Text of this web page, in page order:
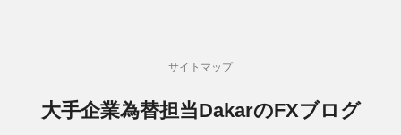
サイトマップ
大手企業為替担当DakarのFXブログ